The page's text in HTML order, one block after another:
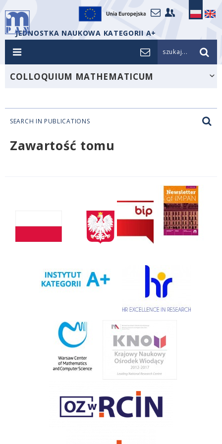
JEDNOSTKA NAUKOWA KATEGORII A+
szukaj...
COLLOQUIUM MATHEMATICUM
SEARCH IN PUBLICATIONS
Zawartość tomu